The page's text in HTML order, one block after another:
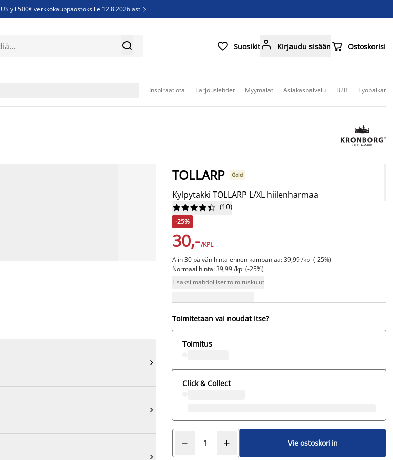
yli 500€ verkkokauppaostoksille 12.8.2026 asti 
Sijauspatjoja - Säästä jopa 60%   Suosikit Kirjaudu sisään Ostoskorisi
Inspiraatiota Tarjouslehdet Myymälät Asiakaspalvelu B2B Työpaikat



TOLLARP Gold
Kylpytakki TOLLARP L/XL hiilenharmaa





 (10)
-25%
30,-/KPL
Alin 30 päivän hinta ennen kampanjaa: 39,99 /kpl (-25%)
Normaalihinta: 39,99 /kpl (-25%)
Lisäksi mahdolliset toimituskulut
Toimitetaan vai noudat itse?
Toimitus
Click & Collect
Vie ostoskoriin